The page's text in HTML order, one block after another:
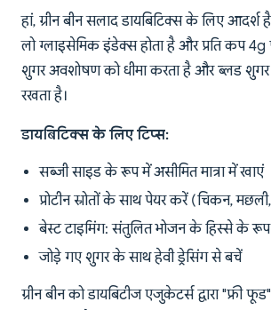
हां, ग्रीन बीन सलाद डायबिटिक्स के लिए आदर्श
लो ग्लाइसेमिक इंडेक्स होता है और प्रति कप 4g
शुगर अवशोषण को धीमा करता है और ब्लड
रखता है।
डायबिटिक्स के लिए टिप्स:
सब्जी साइड के रूप में असीमित मात्रा में खाएं
प्रोटीन स्रोतों के साथ पेयर करें (चिकन,
बेस्ट टाइमिंग: संतुलित भोजन के हिस्से के रूप
जोड़े गए शुगर के साथ हेवी ड्रेसिंग से बचें
ग्रीन बीन को डायबिटीज एजुकेटर्स द्वारा